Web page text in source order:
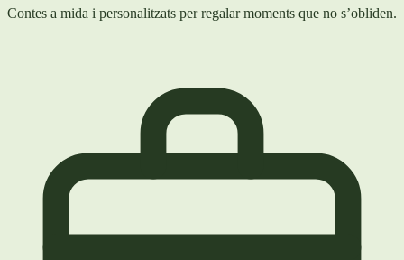
Contes a mida i personalitzats per regalar moments que no s’obliden.